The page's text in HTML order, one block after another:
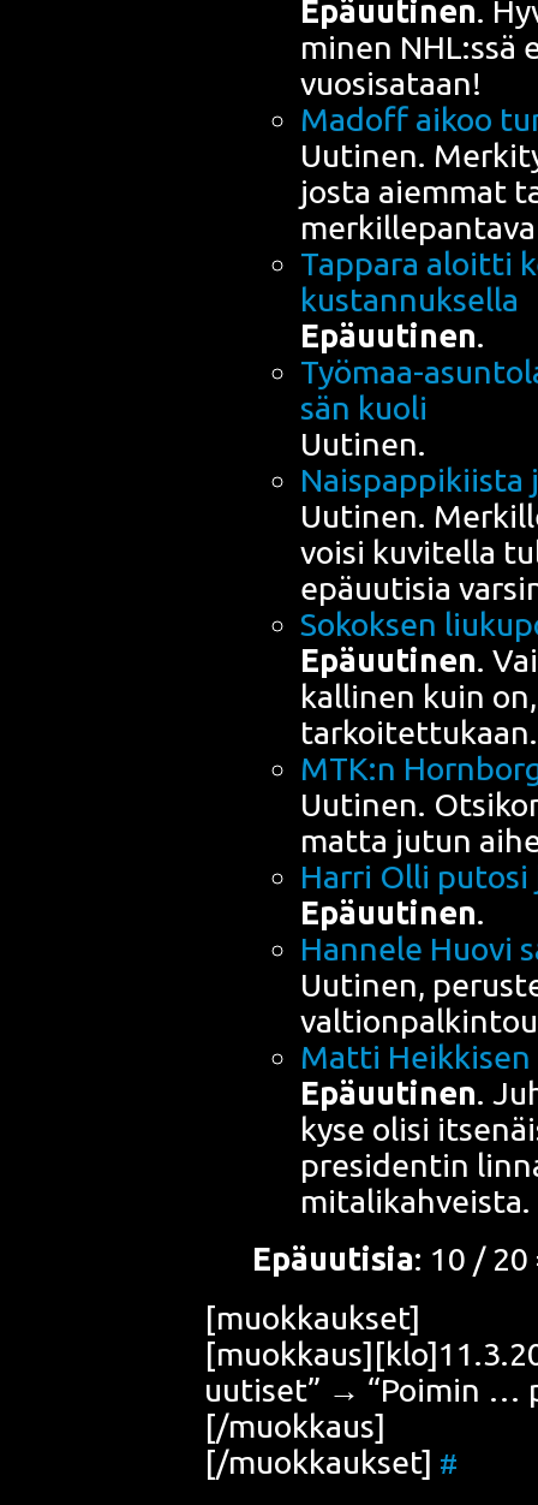
Epä­uu­ti­nen.
mi­nen NHL:ssä
vuosisataan!
Madoff aikoo
Uuti­nen.
jos­ta aiem­mat
Tap­pa­ra aloit­ti
kustannuksella
Epä­uu­ti­nen.
Työ­maa-
sän kuoli
Uutinen.
Nais­pap­pi­kiis­ta
Uuti­nen.
voi­si kuvi­tel­la
epä­uu­ti­sia
Sokok­sen
Epä­uu­ti­nen.
kal­li­nen kuin
tarkoitettukaan.
MTK:n
Uuti­nen.
mat­ta jutun
Har­ri Olli
Epä­uu­ti­nen.
Han­ne­le Huo­vi
Uuti­nen,
Mat­ti
Epä­uu­ti­nen.
kyse oli­si
pre­si­den­tin
mitalikahveista.
Epä­uu­ti­sia: 10 /
[muok­kauk­set]
uuti­set” → “Poi­min …
[/muokkaus]
[/muokkaukset] #